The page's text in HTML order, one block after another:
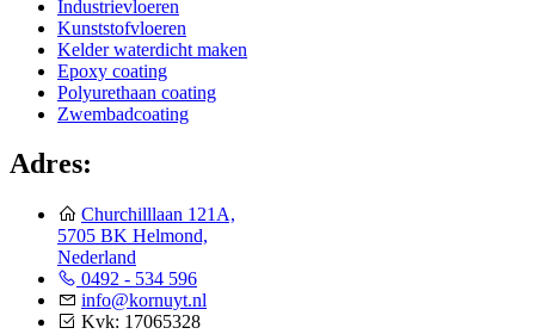
Industrievloeren
Kunststofvloeren
Kelder waterdicht maken
Epoxy coating
Polyurethaan coating
Zwembadcoating
Adres:
Churchilllaan 121A,
5705 BK Helmond,
Nederland
0492 - 534 596
info@kornuyt.nl
Kvk: 17065328